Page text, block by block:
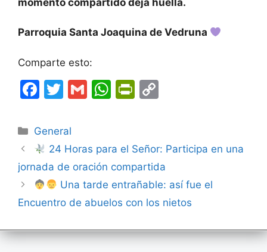
Parroquia Santa Joaquina de Vedruna
Comparte esto:
F
c
e
b
o
o
T
itt
er
G
l
W
s
A
p
p
Pr
ri
e
n
dl
y
Li
n
k
Categorías
General
24 Horas para el Señor: Participa en una
jornada de oración compartida
Una tarde entrañable: así fue el
Encuentro de abuelos con los nietos